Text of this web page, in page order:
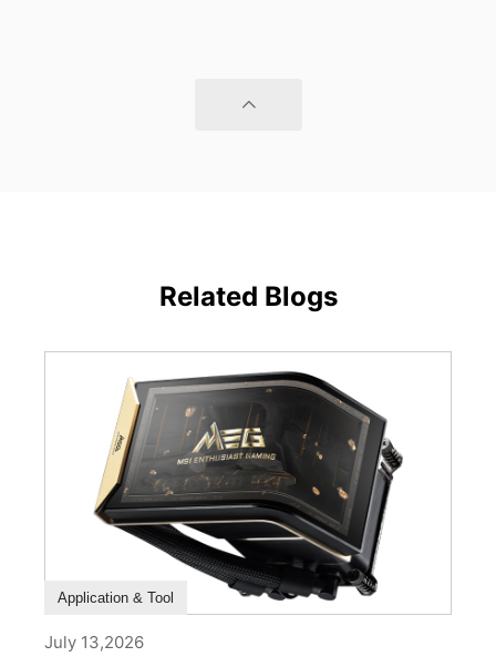
Related Blogs
How To Guide
Application & Tool
July 13,2026